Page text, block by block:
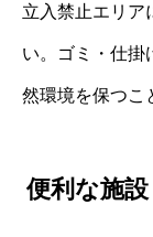
立入禁止エリア
い。ゴミ・仕掛
然環境を保つこ
便利な施